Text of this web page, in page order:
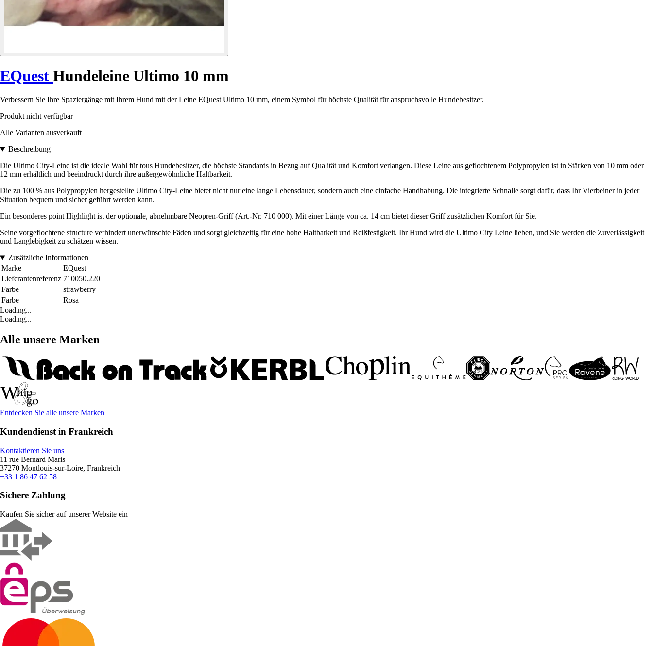
EQuest Hundeleine Ultimo 10 mm
Verbessern Sie Ihre Spaziergänge mit Ihrem Hund mit der Leine EQuest Ultimo 10 mm, einem Symbol für höchste Qualität für anspruchsvolle Hundebesitzer.
Produkt nicht verfügbar
Alle Varianten ausverkauft
Beschreibung
Die Ultimo City-Leine ist die ideale Wahl für tous Hundebesitzer, die höchste Standards in Bezug auf Qualität und Komfort verlangen. Diese Leine aus geflochtenem Polypropylen ist in Stärken von 10 mm oder
12 mm erhältlich und beeindruckt durch ihre außergewöhnliche Haltbarkeit.
Die zu 100 % aus Polypropylen hergestellte Ultimo City-Leine bietet nicht nur eine lange Lebensdauer, sondern auch eine einfache Handhabung. Die integrierte Schnalle sorgt dafür, dass Ihr Vierbeiner in jeder
Situation bequem und sicher geführt werden kann.
Ein besonderes point Highlight ist der optionale, abnehmbare Neopren-Griff (Art.-Nr. 710 000). Mit einer Länge von ca. 14 cm bietet dieser Griff zusätzlichen Komfort für Sie.
Seine vorgeflochtene structure verhindert unerwünschte Fäden und sorgt gleichzeitig für eine hohe Haltbarkeit und Reißfestigkeit. Ihr Hund wird die Ultimo City Leine lieben, und Sie werden die Zuverlässigkeit
und Langlebigkeit zu schätzen wissen.
Zusätzliche Informationen
Marke
EQuest
Lieferantenreferenz 710050.220
Farbe
strawberry
Farbe
Rosa
Loading...
Loading...
Alle unsere Marken
Entdecken Sie alle unsere Marken
Kundendienst in Frankreich
Kontaktieren Sie uns
11 rue Bernard Maris
37270 Montlouis-sur-Loire, Frankreich
+33 1 86 47 62 58
Sichere Zahlung
Kaufen Sie sicher auf unserer Website ein